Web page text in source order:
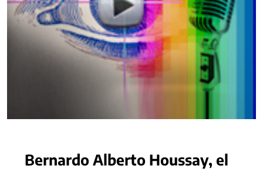
Bernardo Alberto Houssay, el